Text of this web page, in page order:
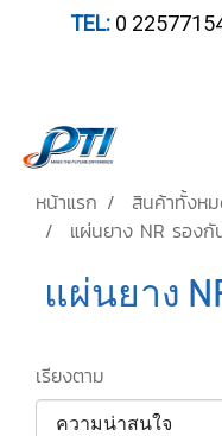
TEL:0
หน้าแรก สินค้าทั้งห
แผ่นยาง NR รองกั
แผ่นยาง
เรียงตาม